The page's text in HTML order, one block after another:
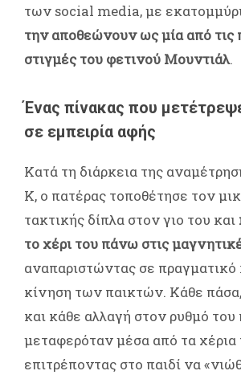
των social media, με
την αποθεώνουν ως μία από τις
στιγμές του φετινού Μουντιάλ.
Ένας πίνακας που
σε εμπειρία αφής
Κατά τη διάρκεια της
K, ο πατέρας τοποθέτησε τον
τακτικής δίπλα στον γιο του και
το χέρι του πάνω στις
αναπαριστώντας σε
κίνηση των παικτών. Κάθε
και κάθε αλλαγή στον ρυθμό του
μεταφερόταν μέσα από τα χέρια
επιτρέποντας στο παιδί να